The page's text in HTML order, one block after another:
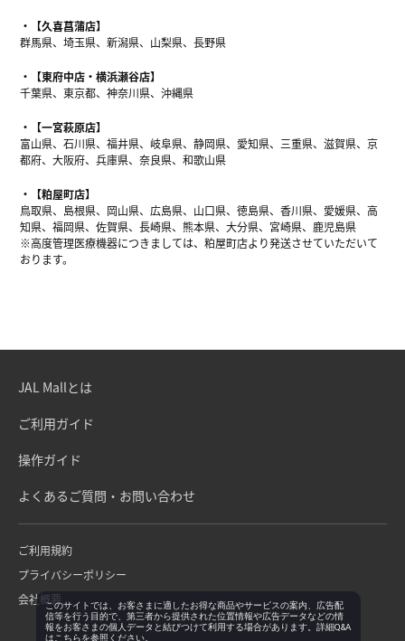
【久喜菖蒲店】
群馬県、埼玉県、新潟県、山梨県、長野県
【東府中店・横浜瀬谷店】
千葉県、東京都、神奈川県、沖縄県
【一宮萩原店】
富山県、石川県、福井県、岐阜県、静岡県、愛知県、三重県、滋賀県、京
都府、大阪府、兵庫県、奈良県、和歌山県
【粕屋町店】
鳥取県、島根県、岡山県、広島県、山口県、徳島県、香川県、愛媛県、高
知県、福岡県、佐賀県、長崎県、熊本県、大分県、宮崎県、鹿児島県
※高度管理医療機器につきましては、粕屋町店より発送させていただいて
おります。
JAL Mallとは
ご利用ガイド
操作ガイド
よくあるご質問・お問い合わせ
ご利用規約
プライバシーポリシー
会社概要このサイトでは、お客さまに適したお得な商品やサービスの案内、広告配
信等を行う目的で、第三者から提供された位置情報や広告データなどの情
報をお客さまの個人データと結びつけて利用する場合があります。詳細Q&A
は こちらを参照ください。